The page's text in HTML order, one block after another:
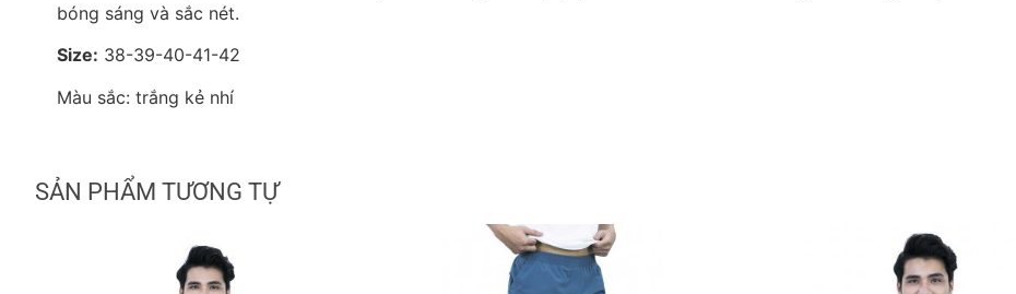
bóng sáng và sắc nét.
Size: 38-39-40-41-42
Màu sắc: trắng kẻ nhí
SẢN PHẨM TƯƠNG TỰ